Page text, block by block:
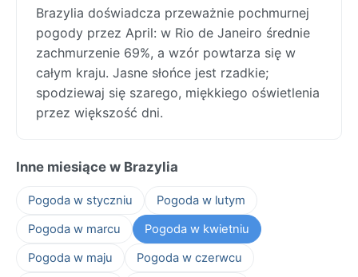
Brazylia doświadcza przeważnie pochmurnej
pogody przez April: w Rio de Janeiro średnie
zachmurzenie 69%, a wzór powtarza się w
całym kraju. Jasne słońce jest rzadkie;
spodziewaj się szarego, miękkiego oświetlenia
przez większość dni.
Inne miesiące w Brazylia
Pogoda w styczniu
Pogoda w lutym
Pogoda w marcu
Pogoda w kwietniu
Pogoda w maju
Pogoda w czerwcu